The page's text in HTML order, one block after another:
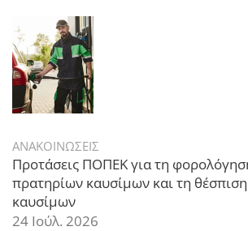
ΑΝΑΚΟΙΝΩΣΕΙΣ
Προτάσεις ΠΟΠΕΚ για τη
πρατηρίων καυσίμων και τη
καυσίμων
24 Ιούλ. 2026